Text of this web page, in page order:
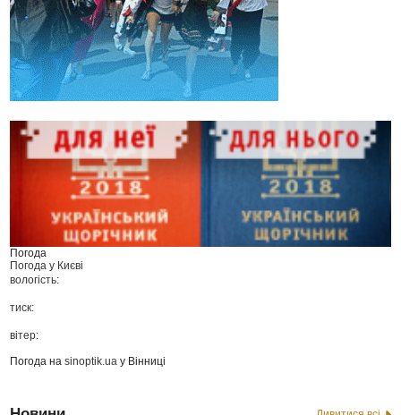
Погода
Погода у Києві
вологість:
тиск:
вітер:
Погода наsinoptik.ua у Вінниці